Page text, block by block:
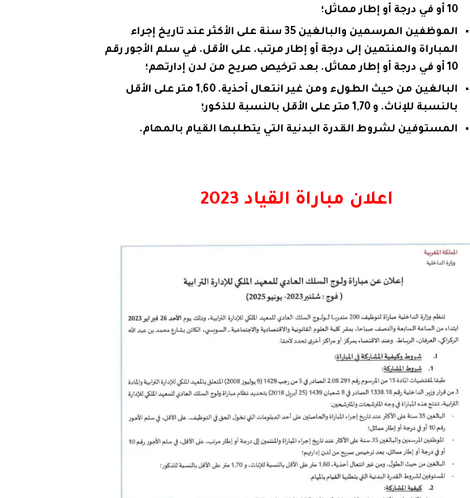
10 أو في درجة أو إطار مماثل؛
الموظفين المرسمين والبالغين 35 سنة على الأكثر عند تاريخ إجراء
المباراة والمنتمين إلى درجة أو إطار مرتب. على الأقل. في سلم الأجور رقم
10 أو في درجة أو إطار مماثل. بعد ترخيص صريح من لدن إدارتهم؛
البالغين من حيث الطولء ومن غير انتعال أحذية. 1,60 متر على الأقل
بالنسبة للإناث. و 1,70 متر على الأقل بالنسبة للذكور؛
المستوفين لشروط القدرة البدنية التي يتطلبها القيام بالمهام.
اعلان مباراة القياد 2023